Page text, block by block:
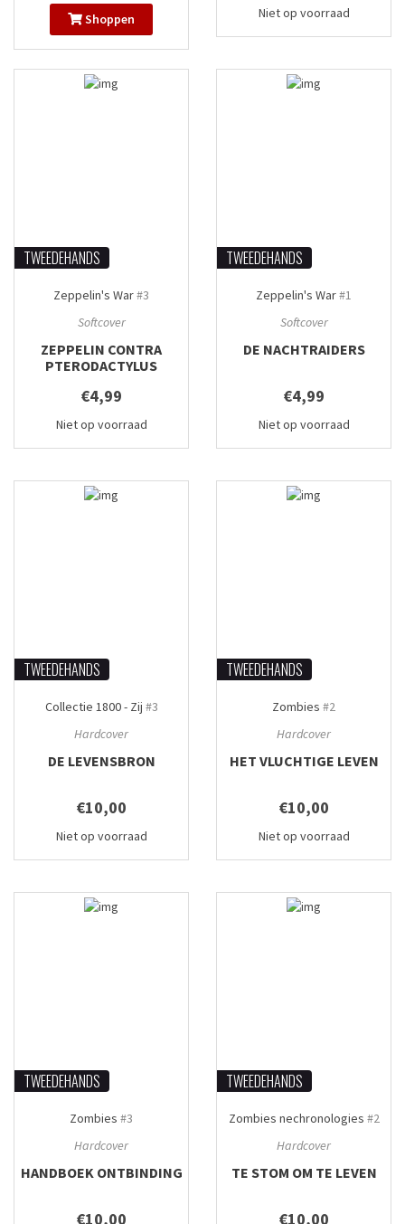
Shoppen Niet op voorraad
TWEEDEHANDS
Zeppelin's War#3
Softcover
ZEPPELIN CONTRA
PTERODACTYLUS
€4,99
Niet op voorraad
TWEEDEHANDS
Zeppelin's War#1
Softcover
DE NACHTRAIDERS
€4,99
Niet op voorraad
TWEEDEHANDS
Collectie 1800 - Zij #3
Hardcover
DE LEVENSBRON
€10,00
Niet op voorraad
TWEEDEHANDS
Zombies #2
Hardcover
HET VLUCHTIGE LEVEN
€10,00
Niet op voorraad
TWEEDEHANDS
Zombies #3
Hardcover
HANDBOEK ONTBINDING
€10,00
TWEEDEHANDS
Zombies nechronologies #2
Hardcover
TE STOM OM TE LEVEN
€10,00